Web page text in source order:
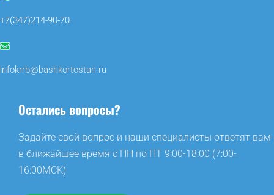
+7(347)214-90-70
infokrrb@bashkortostan.ru
Остались вопросы?
Задайте свой вопрос и наши специалисты ответят вам
в ближайшее время с ПН по ПТ 9:00-18:00 (7:00-
16:00МСК)